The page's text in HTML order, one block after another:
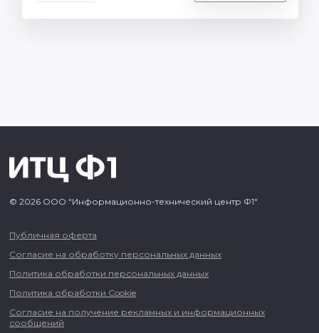
© 2026 ООО "Информационно-технический центр Ф1"
Публичная оферта
Согласие на обработку персональных данных
Политика обработки персональных данных
Политика обработки Cookie
Согласие на получение рекламных и информационных
сообщений